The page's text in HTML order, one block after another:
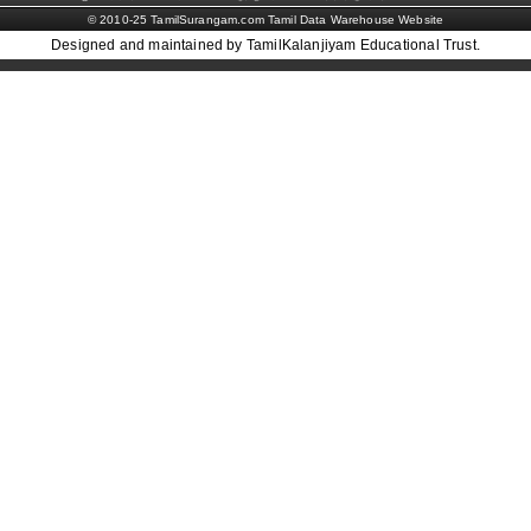
© 2010-25 TamilSurangam.com Tamil Data Warehouse Website
Designed and maintained by TamilKalanjiyam Educational Trust.